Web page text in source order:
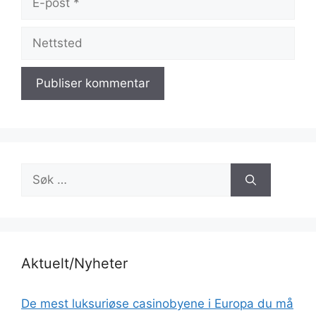
Nettsted
Søk
etter:
Aktuelt/Nyheter
De mest luksuriøse casinobyene i Europa du må